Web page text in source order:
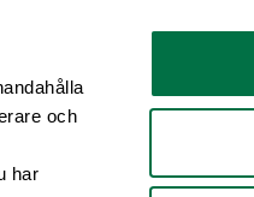
och
har